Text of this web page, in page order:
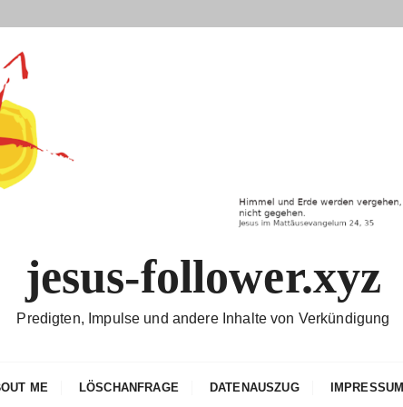
jesus-follower.xyz
Predigten, Impulse und andere Inhalte von Verkündigung
ME LÖSCHANFRAGE DATENAUSZUG IMPRESSUM